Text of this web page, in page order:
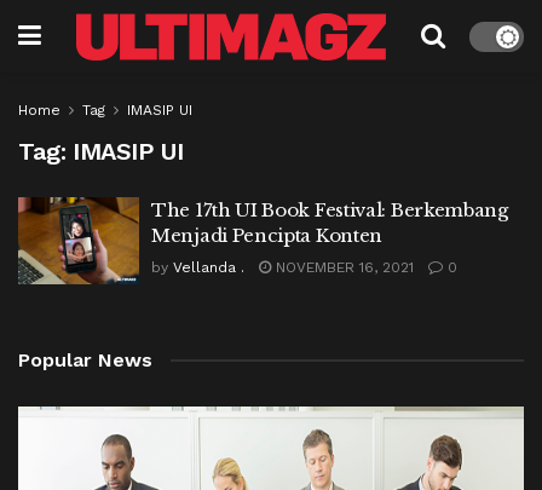
Home Tag IMASIP UI
Tag: IMASIP UI
The 17th UI Book Festival: Berkembang
Menjadi Pencipta Konten
by Vellanda . NOVEMBER 16, 2021 0
Popular News